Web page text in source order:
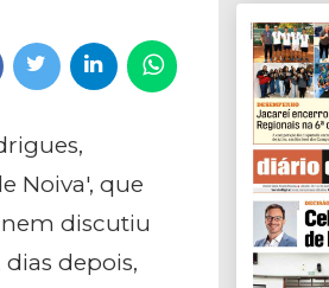
Noiva', que
discutiu
depois,